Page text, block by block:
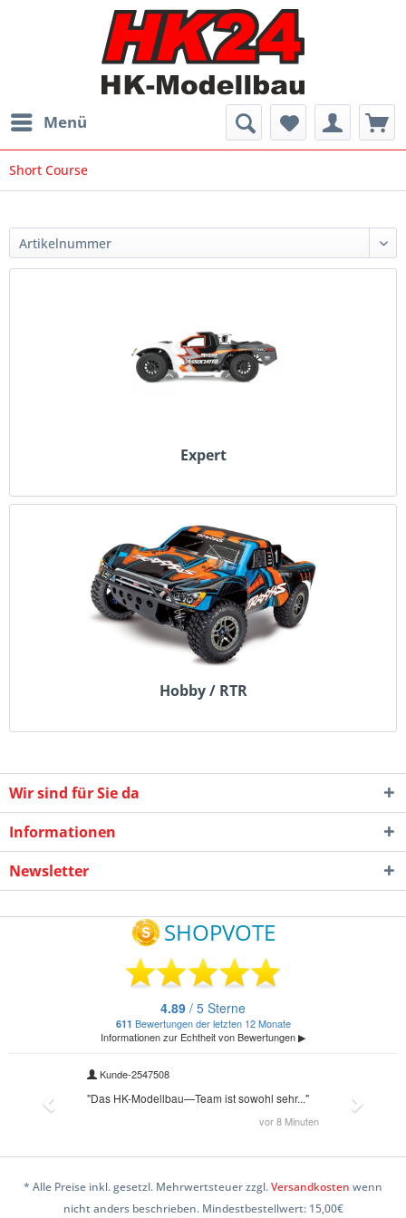
Menü
Short Course
Expert
Hobby / RTR
Wir sind für Sie da
Informationen
Newsletter
* Alle Preise inkl. gesetzl. Mehrwertsteuer zzgl.Versandkosten wenn
nicht anders beschrieben. Mindestbestellwert: 15,00€